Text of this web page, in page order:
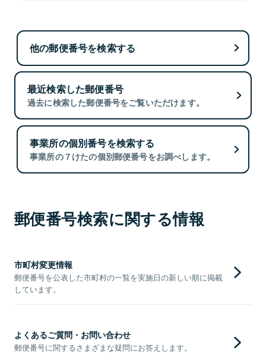
他の郵便番号を検索する
最近検索した郵便番号
過去に検索した郵便番号をご覧いただけます。
事業所の個別番号を検索する
事業所の７けたの個別郵便番号をお調べします。
郵便番号検索に関する情報
市町村変更情報
郵便番号を公表した市町村の一覧を実施日の新しい順に掲載
しています。
よくあるご質問・お問い合わせ
郵便番号に関するさまざまな疑問にお答えします。